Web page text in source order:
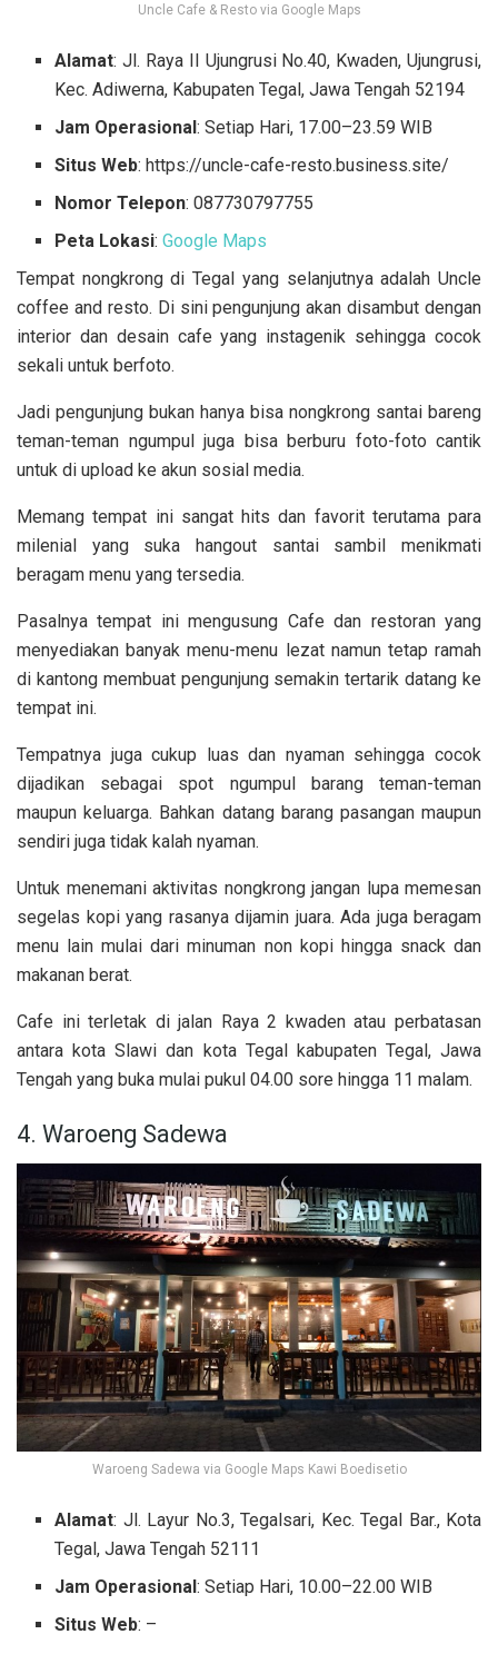
Uncle Cafe & Resto via Google Maps
Alamat: Jl. Raya II Ujungrusi No.40, Kwaden, Ujungrusi,
Kec. Adiwerna, Kabupaten Tegal, Jawa Tengah 52194
Jam Operasional: Setiap Hari, 17.00–23.59 WIB
Situs Web: https://uncle-cafe-resto.business.site/
Nomor Telepon: 087730797755
Peta Lokasi:Google Maps
Tempat nongkrong di Tegal yang selanjutnya adalah Uncle
coffee and resto. Di sini pengunjung akan disambut dengan
interior dan desain cafe yang instagenik sehingga cocok
sekali untuk berfoto.
Jadi pengunjung bukan hanya bisa nongkrong santai bareng
teman-teman ngumpul juga bisa berburu foto-foto cantik
untuk di upload ke akun sosial media.
Memang tempat ini sangat hits dan favorit terutama para
milenial yang suka hangout santai sambil menikmati
beragam menu yang tersedia.
Pasalnya tempat ini mengusung Cafe dan restoran yang
menyediakan banyak menu-menu lezat namun tetap ramah
di kantong membuat pengunjung semakin tertarik datang ke
tempat ini.
Tempatnya juga cukup luas dan nyaman sehingga cocok
dijadikan sebagai spot ngumpul barang teman-teman
maupun keluarga. Bahkan datang barang pasangan maupun
sendiri juga tidak kalah nyaman.
Untuk menemani aktivitas nongkrong jangan lupa memesan
segelas kopi yang rasanya dijamin juara. Ada juga beragam
menu lain mulai dari minuman non kopi hingga snack dan
makanan berat.
Cafe ini terletak di jalan Raya 2 kwaden atau perbatasan
antara kota Slawi dan kota Tegal kabupaten Tegal, Jawa
Tengah yang buka mulai pukul 04.00 sore hingga 11 malam.
4. Waroeng Sadewa
Waroeng Sadewa via Google Maps Kawi Boedisetio
Alamat: Jl. Layur No.3, Tegalsari, Kec. Tegal Bar., Kota
Tegal, Jawa Tengah 52111
Jam Operasional: Setiap Hari, 10.00–22.00 WIB
Situs Web: –